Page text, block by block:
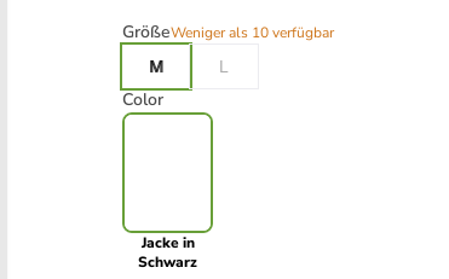
GrößeWeniger als 10 verfügbar
M
L
Color
Jacke in
Schwarz